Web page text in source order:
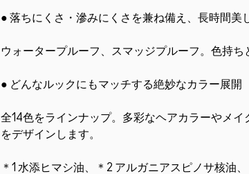
● 落ちにくさ・滲みにくさを兼ね備え、長時間美
ウォータープルーフ、スマッジプルーフ。色持
● どんなルックにもマッチする絶妙なカラー展開
全14色をラインナップ。多彩なヘアカラーやメ
をデザインします。
＊1 水添ヒマシ油、＊2 アルガニアスピノサ核油